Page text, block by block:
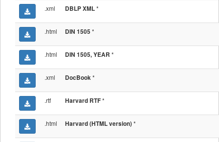
.xml DBLP XML*
.html DIN 1505 *
.html DIN 1505, YEAR *
.xml DocBook*
.rtf Harvard RTF*
.html Harvard (HTML version)*